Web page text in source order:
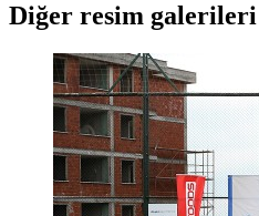
Diğer resim galerileri